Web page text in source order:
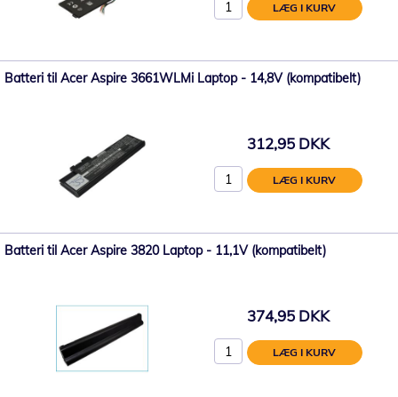
LÆG I KURV
Batteri til Acer Aspire 3661WLMi Laptop - 14,8V (kompatibelt)
312,95 DKK
LÆG I KURV
Batteri til Acer Aspire 3820 Laptop - 11,1V (kompatibelt)
374,95 DKK
LÆG I KURV